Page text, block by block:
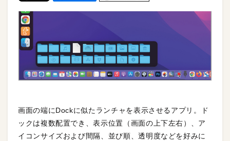
画面の端にDockに似たランチャを表示させるアプリ。ド
ックは複数配置でき、表示位置（画面の上下左右）、ア
イコンサイズおよび間隔、並び順、透明度などを好みに